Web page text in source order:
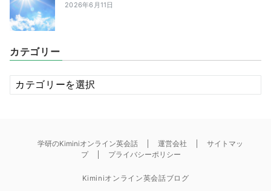
2026年6月11日
カテゴリー
カ
テ
学研のKiminiオンライン英会話 運営会社
サイトマッ
プ
プライバシーポリシー
Kiminiオンライン英会話ブログ